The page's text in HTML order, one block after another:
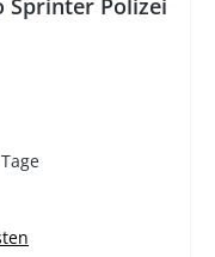
Sprinter Polizei